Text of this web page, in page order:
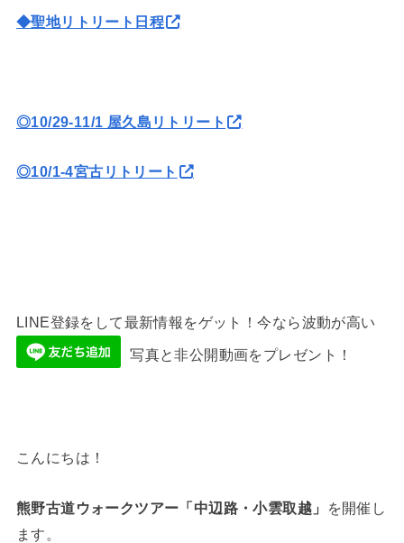
◆聖地リトリート日程
◎10/29-11/1 屋久島リトリート
◎10/1-4宮古リトリート
LINE登録をして最新情報をゲット！今なら波動が高い
写真と非公開動画をプレゼント！
こんにちは！
熊野古道ウォークツアー「中辺路・小雲取越」
を開催し
ます。